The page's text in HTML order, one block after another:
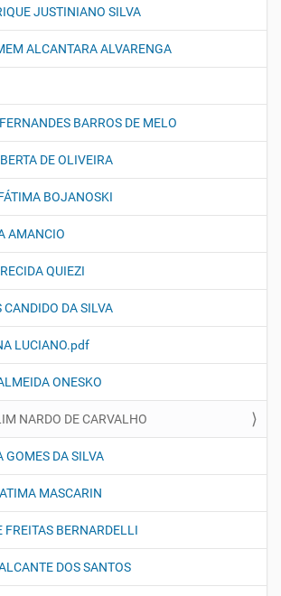
JUSTINIANO SILVA
ALCANTARA ALVARENGA
BARROS DE MELO
DE OLIVEIRA
BOJANOSKI
AMANCIO
QUIEZI
CANDIDO DA SILVA
LUCIANO.pdf
ONESKO
NARDO DE CARVALHO
GOMES DA SILVA
MASCARIN
FREITAS BERNARDELLI
DOS SANTOS